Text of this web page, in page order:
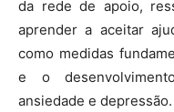
da rede de apoio,
aprender a aceitar
como medidas
e o
ansiedade e